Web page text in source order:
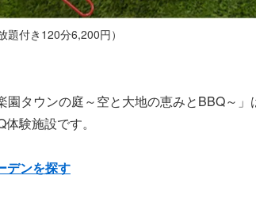
付き120分6,200円）
園タウンの庭～空と大地の恵みとBBQ～
験施設です。
デンを探す